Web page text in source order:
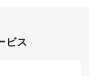
ビス